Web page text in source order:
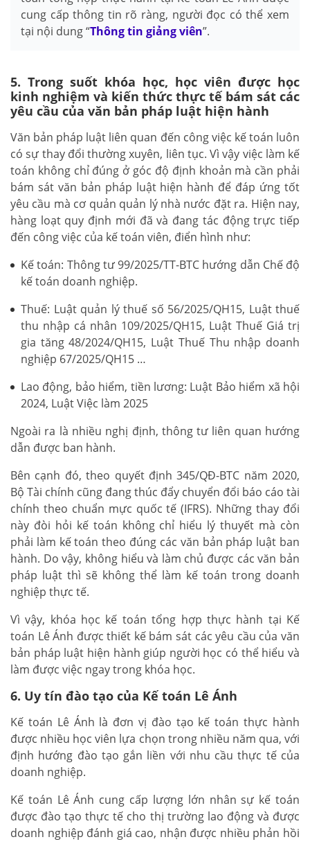
cung cấp thông tin rõ ràng, người đọc có thể xem
tại nội dung “Thông tin giảng viên”.
5. Trong suốt khóa học, học viên được học
kinh nghiệm và kiến thức thực tế bám sát các
yêu cầu của văn bản pháp luật hiện hành
Văn bản pháp luật liên quan đến công việc kế toán luôn
có sự thay đổi thường xuyên, liên tục. Vì vậy việc làm kế
toán không chỉ đúng ở góc độ định khoản mà cần phải
bám sát văn bản pháp luật hiện hành để đáp ứng tốt
yêu cầu mà cơ quản quản lý nhà nước đặt ra. Hiện nay,
hàng loạt quy định mới đã và đang tác động trực tiếp
đến công việc của kế toán viên, điển hình như:
Kế toán: Thông tư 99/2025/TT-BTC hướng dẫn Chế độ
kế toán doanh nghiệp.
Thuế: Luật quản lý thuế số 56/2025/QH15, Luật thuế
thu nhập cá nhân 109/2025/QH15, Luật Thuế Giá trị
gia tăng 48/2024/QH15, Luật Thuế Thu nhập doanh
nghiệp 67/2025/QH15 …
Lao động, bảo hiểm, tiền lương: Luật Bảo hiểm xã hội
2024, Luật Việc làm 2025
Ngoài ra là nhiều nghị định, thông tư liên quan hướng
dẫn được ban hành.
Bên cạnh đó, theo quyết định 345/QĐ-BTC năm 2020,
Bộ Tài chính cũng đang thúc đẩy chuyển đổi báo cáo tài
chính theo chuẩn mực quốc tế (IFRS). Những thay đổi
này đòi hỏi kế toán không chỉ hiểu lý thuyết mà còn
phải làm kế toán theo đúng các văn bản pháp luật ban
hành. Do vậy, không hiểu và làm chủ được các văn bản
pháp luật thì sẽ không thể làm kế toán trong doanh
nghiệp thực tế.
Vì vậy, khóa học kế toán tổng hợp thực hành tại Kế
toán Lê Ánh được thiết kế bám sát các yêu cầu của văn
bản pháp luật hiện hành giúp người học có thể hiểu và
làm được việc ngay trong khóa học.
6. Uy tín đào tạo của Kế toán Lê Ánh
Kế toán Lê Ánh là đơn vị đào tạo kế toán thực hành
được nhiều học viên lựa chọn trong nhiều năm qua, với
định hướng đào tạo gắn liền với nhu cầu thực tế của
doanh nghiệp.
Kế toán Lê Ánh cung cấp lượng lớn nhân sự kế toán
được đào tạo thực tế cho thị trường lao động và được
doanh nghiệp đánh giá cao, nhận được nhiều phản hồi